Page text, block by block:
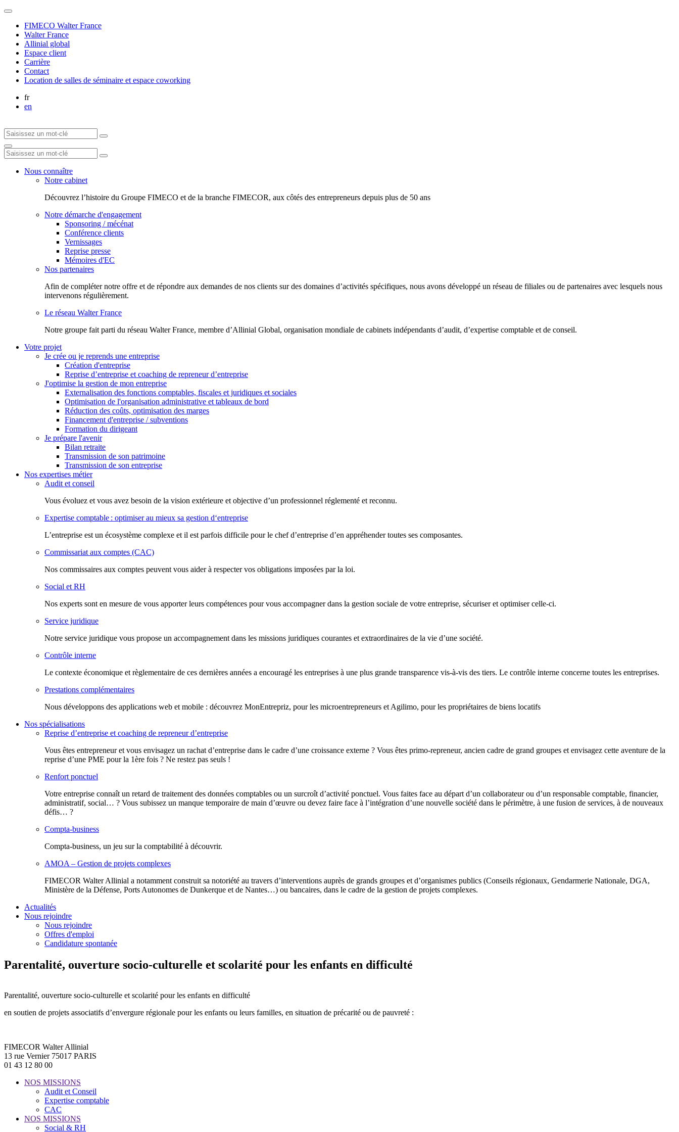
FIMECO Walter France
Walter France
Allinial global
Espace client
Carrière
Contact
Location de salles de séminaire et espace coworking
fr
en
Nous connaître
Notre cabinet
Découvrez l’histoire du Groupe FIMECO et de la branche FIMECOR, aux côtés des entrepreneurs depuis plus de 50 ans
Notre démarche d'engagement
Sponsoring / mécénat
Conférence clients
Vernissages
Reprise presse
Mémoires d'EC
Nos partenaires
Afin de compléter notre offre et de répondre aux demandes de nos clients sur des domaines d’activités spécifiques, nous avons développé un réseau de filiales ou de partenaires avec lesquels nous
intervenons régulièrement.
Le réseau Walter France
Notr​e groupe fait parti du réseau Walter France, membre d’Allinial Global, organisation mondiale de cabinets indépendants d’audit, d’expertise comptable et de conseil.
Votre projet
Je crée ou je reprends une entreprise
Création d'entreprise
Reprise d’entreprise et coaching de repreneur d’entreprise
J'optimise la gestion de mon entreprise
Externalisation des fonctions comptables, fiscales et juridiques et sociales
Optimisation de l'organisation administrative et tableaux de bord
Réduction des coûts, optimisation des marges
Financement d'entreprise / subventions
Formation du dirigeant
Je prépare l'avenir
Bilan retraite
Transmission de son patrimoine
Transmission de son entreprise
Nos expertises métier
Audit et conseil
Vous évoluez et vous avez besoin de la vision extérieure et objective d’un professionnel réglementé et reconnu.
Expertise comptable : optimiser au mieux sa gestion d‘entreprise
L’entreprise est un écosystème complexe et il est parfois difficile pour le chef d’entreprise d’en appréhender toutes ses composantes.
Commissariat aux comptes (CAC)
Nos commissaires aux comptes peuvent vous aider à respecter vos obligations imposées par la loi.
Social et RH
Nos experts sont en mesure de vous apporter leurs compétences pour vous accompagner dans la gestion sociale de votre entreprise, sécuriser et optimiser celle-ci.
Service juridique
Notre service juridique vous propose un accompagnement dans les missions juridiques courantes et extraordinaires de la vie d’une société.
Contrôle interne
Le contexte économique et règlementaire de ces dernières années a encouragé les entreprises à une plus grande transparence vis-à-vis des tiers. Le contrôle interne concerne toutes les entreprises.
Prestations complémentaires
Nous développons des applications web et mobile : découvrez MonEntrepriz, pour les microentrepreneurs et Agilimo, pour les propriétaires de biens locatifs
Nos spécialisations
Reprise d’entreprise et coaching de repreneur d’entreprise
Vous êtes entrepreneur et vous envisagez un rachat d’entreprise dans le cadre d’une croissance externe ? Vous êtes primo-repreneur, ancien cadre de grand groupes et envisagez cette aventure de la
reprise d’une PME pour la 1ère fois ? Ne restez pas seuls !
Renfort ponctuel
Votre entreprise connaît un retard de traitement des données comptables ou un surcroît d’activité ponctuel. Vous faites face au départ d’un collaborateur ou d’un responsable comptable, financier,
administratif, social… ? Vous subissez un manque temporaire de main d’œuvre ou devez faire face à l’intégration d’une nouvelle société dans le périmètre, à une fusion de services, à de nouveaux
défis… ?
Compta-business
Compta-business, un jeu sur la comptabilité à découvrir.
AMOA – Gestion de projets complexes
FIMECOR Walter Allinial a notamment construit sa notoriété au travers d’interventions auprès de grands groupes et d’organismes publics (Conseils régionaux, Gendarmerie Nationale, DGA,
Ministère de la Défense, Ports Autonomes de Dunkerque et de Nantes…) ou bancaires, dans le cadre de la gestion de projets complexes.
Actualités
Nous rejoindre
Nous rejoindre
Offres d'emploi
Candidature spontanée
Parentalité, ouverture socio-culturelle et scolarité pour les enfants en difficulté
Parentalité, ouverture socio-culturelle et scolarité pour les enfants en difficulté
en soutien de projets associatifs d’envergure régionale pour les enfants ou leurs familles, en situation de précarité ou de pauvreté :
FIMECOR Walter Allinial
13 rue Vernier 75017 PARIS
01 43 12 80 00
NOS MISSIONS
Audit et Conseil
Expertise comptable
CAC
NOS MISSIONS
Social & RH